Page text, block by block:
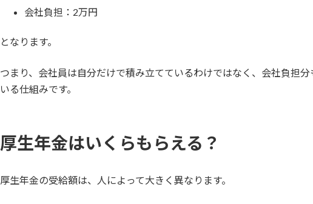
会社負担：2万円
となります。
つまり、会社員は自分だけで積み立てているわけではなく、会社負担
いる仕組みです。
厚生年金はいくらもらえる？
厚生年金の受給額は、人によって大きく異なります。